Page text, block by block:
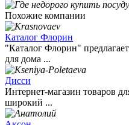
Похожие компании
Каталог Флорин
"Каталог Флорин"
для дома ...
Дисси
Интернет-магазин товаров
широкий ...